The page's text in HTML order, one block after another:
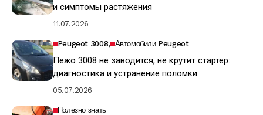
и симптомы растяжения
11.07.2026
Peugeot 3008 Автомобили Peugeot
Пежо 3008 не заводится, не крутит стартер:
диагностика и устранение поломки
05.07.2026
Полезно знать